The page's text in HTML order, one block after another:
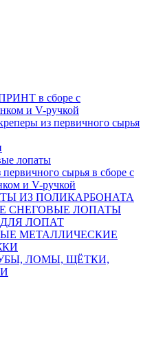
в сборе с
и V-ручкой
из первичного сырья
лопаты
сырья в сборе с
и V-ручкой
ИЗ ПОЛИКАРБОНАТА
СНЕГОВЫЕ ЛОПАТЫ
ЛОПАТ
МЕТАЛЛИЧЕСКИЕ
ЛОМЫ, ЩЁТКИ,